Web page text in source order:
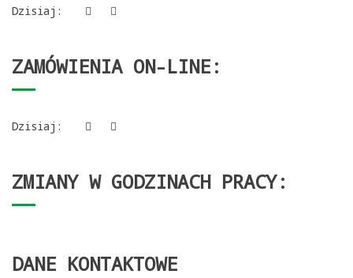
Dzisiaj:
ZAMÓWIENIA ON-LINE:
Dzisiaj:
ZMIANY W GODZINACH PRACY:
DANE KONTAKTOWE